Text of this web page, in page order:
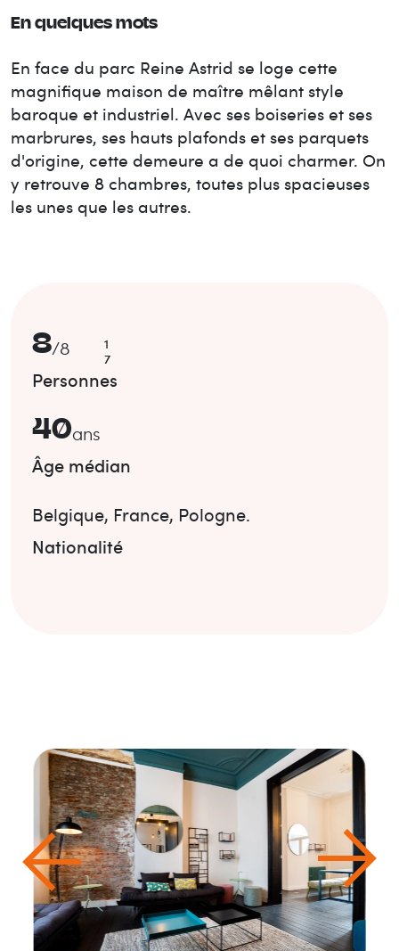
En quelques mots
En face du parc Reine Astrid se loge cette
magnifique maison de maître mêlant style
baroque et industriel. Avec ses boiseries et ses
marbrures, ses hauts plafonds et ses parquets
d'origine, cette demeure a de quoi charmer. On
y retrouve 8 chambres, toutes plus spacieuses
les unes que les autres.
8/8
1
7
Personnes
40ans
Âge médian
Belgique, France, Pologne.
Nationalité